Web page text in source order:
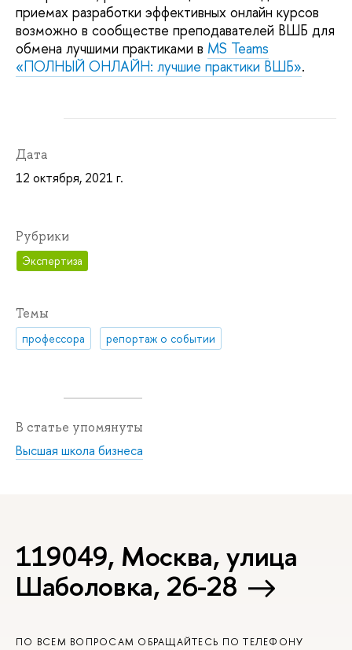
приемах разработки эффективных онлайн курсов
возможно в сообществе преподавателей ВШБ для
обмена лучшими практиками в MS Teams
«ПОЛНЫЙ ОНЛАЙН: лучшие практики ВШБ».
Дата
12 октября, 2021 г.
Рубрики
Экспертиза
Темы
профессора репортаж о событии
В статье упомянуты
Высшая школа бизнеса
119049, Москва, улица
Шаболовка, 26-28
ПО ВСЕМ ВОПРОСАМ ОБРАЩАЙТЕСЬ ПО ТЕЛЕФОНУ